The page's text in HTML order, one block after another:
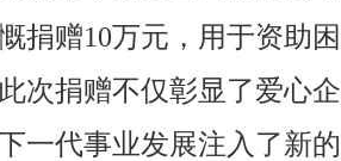
捐赠10万元，用于资助
次捐赠不仅彰显了爱心
一代事业发展注入了新